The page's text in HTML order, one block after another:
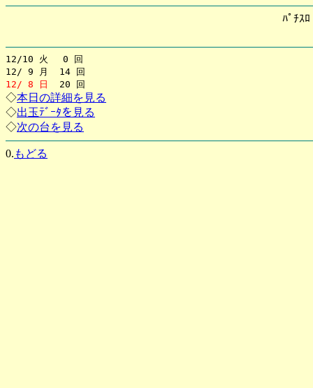
ﾊﾟﾁｽ
12/10 火 0 回
12/ 9 月 14 回
12/ 8 日
20 回
◇本日の詳細を見る
◇出玉ﾃﾞｰﾀを見る
◇次の台を見る
0. もどる